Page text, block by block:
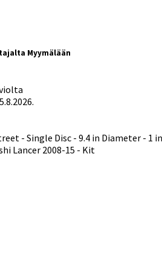
Myymälään
- Single Disc - 9.4 in Diameter - 1
Lancer 2008-15 - Kit